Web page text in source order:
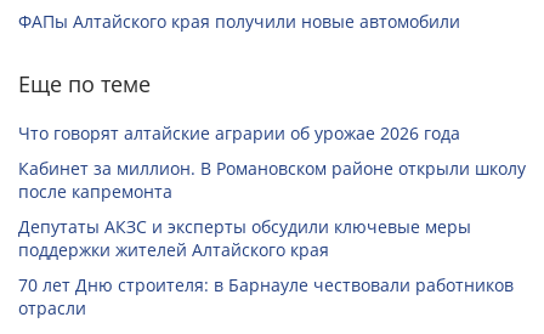
ФАПы Алтайского края получили новые автомобили
Еще по теме
Что говорят алтайские аграрии об урожае 2026 года
Кабинет за миллион. В Романовском районе открыли школу
после капремонта
Депутаты АКЗС и эксперты обсудили ключевые меры
поддержки жителей Алтайского края
70 лет Дню строителя: в Барнауле чествовали работников
отрасли